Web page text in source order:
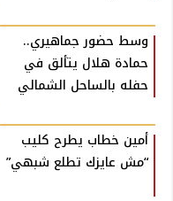
وسط حضور جماهيري..
حمادة هلال يتألق في
حفله بالساحل الشمالي
أمين خطاب يطرح كليب
“مش عايزك تطلع شبهي”